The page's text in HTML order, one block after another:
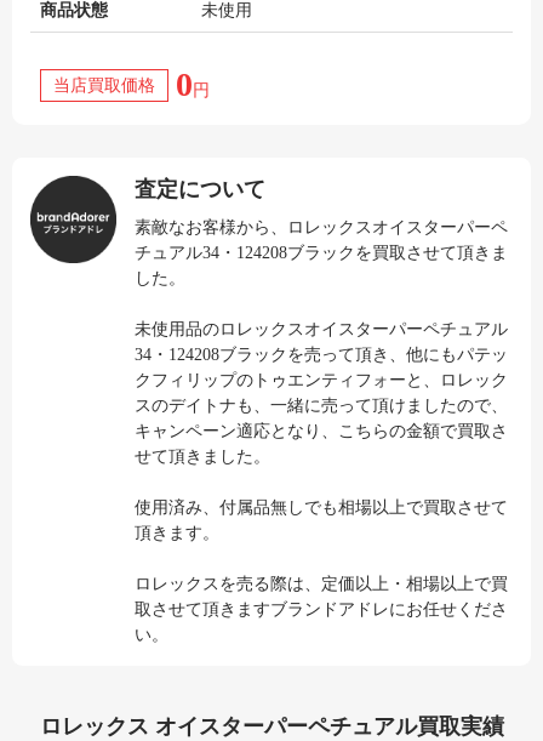
商品状態 未使用
当店買取価格 0 円
査定について
素敵なお客様から、ロレックスオイスターパーペ
チュアル34・124208ブラックを買取させて頂きま
した。
未使用品のロレックスオイスターパーペチュアル
34・124208ブラックを売って頂き、他にもパテッ
クフィリップのトゥエンティフォーと、ロレック
スのデイトナも、一緒に売って頂けましたので、
キャンペーン適応となり、こちらの金額で買取さ
せて頂きました。
使用済み、付属品無しでも相場以上で買取させて
頂きます。
ロレックスを売る際は、定価以上・相場以上で買
取させて頂きますブランドアドレにお任せくださ
い。
ロレックス オイスターパーペチュアル買取実績